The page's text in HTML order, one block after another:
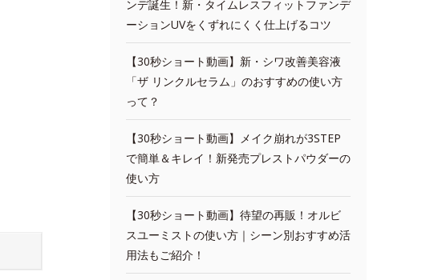
ンデ誕生！新・タイムレスフィットファンデ
ーションUVをくずれにくく仕上げるコツ
【30秒ショート動画】新・シワ改善美容液
「ザ リンクルセラム」のおすすめの使い方
って？
【30秒ショート動画】メイク崩れが3STEP
で簡単＆キレイ！新発売プレストパウダーの
使い方
【30秒ショート動画】待望の再販！オルビ
スユーミストの使い方｜シーン別おすすめ活
用法もご紹介！